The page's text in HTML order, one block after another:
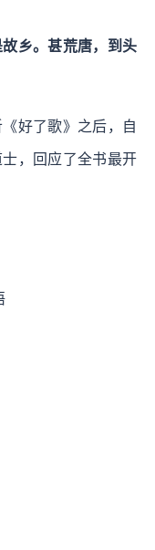
乡。甚荒唐，到头
好了歌》之后，自
，回应了全书最开